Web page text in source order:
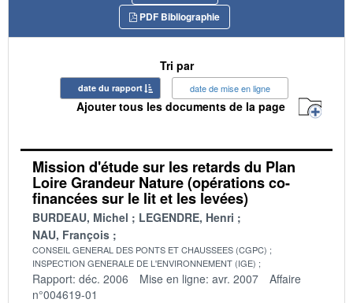
PDF Bibliographie
Tri par
date du rapport date de mise en ligne
Ajouter tous les documents de la page
Mission d'étude sur les retards du Plan
Loire Grandeur Nature (opérations co-
financées sur le lit et les levées)
BURDEAU, Michel
LEGENDRE, Henri
NAU, François
CONSEIL GENERAL DES PONTS ET CHAUSSEES (CGPC)
INSPECTION GENERALE DE L'ENVIRONNEMENT (IGE)
Rapport: déc. 2006 Mise en ligne: avr. 2007
Affaire
n°004619-01